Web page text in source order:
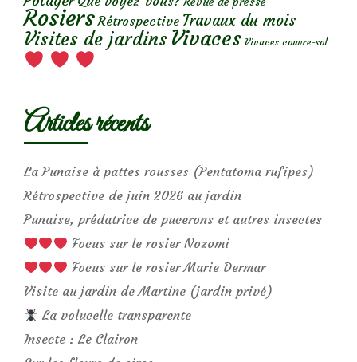
Rosiers Rétrospective Travaux du mois
Visites de jardins Vivaces Vivaces couvre-sol
Articles récents
La Punaise à pattes rousses (Pentatoma rufipes)
Rétrospective de juin 2026 au jardin
Punaise, prédatrice de pucerons et autres insectes
Focus sur le rosier Nozomi
Focus sur le rosier Marie Dermar
Visite au jardin de Martine (jardin privé)
La volucelle transparente
Insecte : Le Clairon